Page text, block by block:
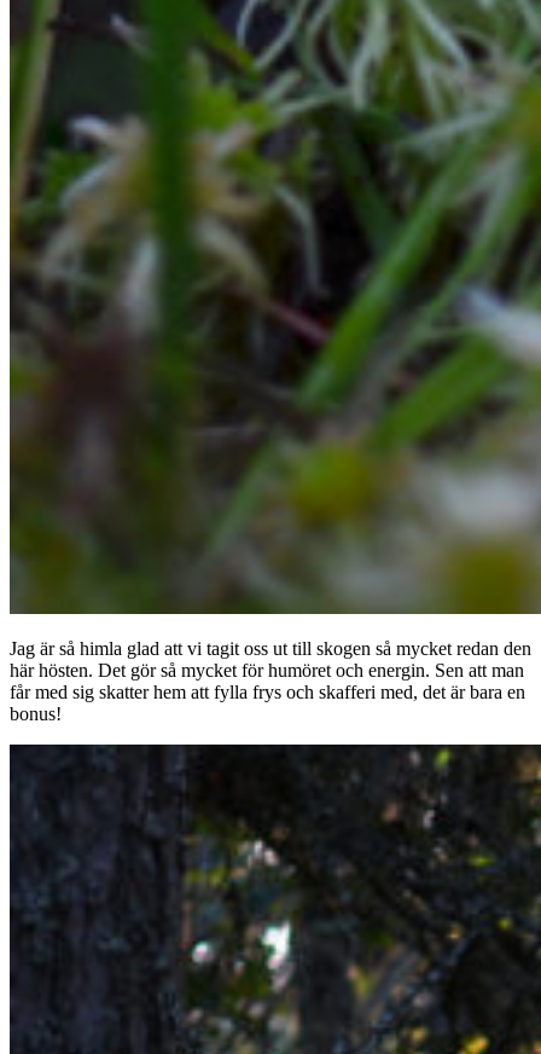
Jag är så himla glad att vi tagit oss ut till skogen så mycket redan den
här hösten. Det gör så mycket för humöret och energin. Sen att man
får med sig skatter hem att fylla frys och skafferi med, det är bara en
bonus!